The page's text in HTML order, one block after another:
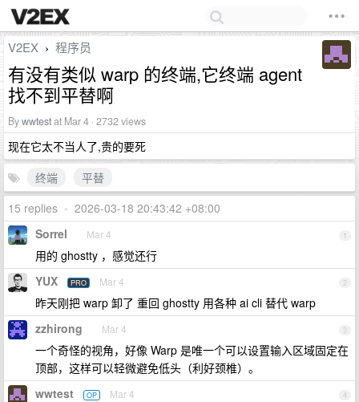
V2EX › 程序员
有没有类似 warp 的终端,它终端 agent
找不到平替啊
Bywwtestat Mar 4 · 2732 views
现在它太不当人了,贵的要死
终端
平替
15 replies • 2026-03-18 20:43:42 +08:00
1
Sorrel Mar 4
用的 ghostty ，感觉还行
2
YUX PRO Mar 4
昨天刚把 warp 卸了 重回 ghostty 用各种 ai cli 替代 warp
3
zzhirong Mar 4
一个奇怪的视角，好像 Warp 是唯一个可以设置输入区域固定在
顶部，这样可以轻微避免低头（利好颈椎）。
4
wwtest OP Mar 4